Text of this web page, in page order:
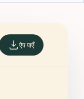
ऐप पाएँ